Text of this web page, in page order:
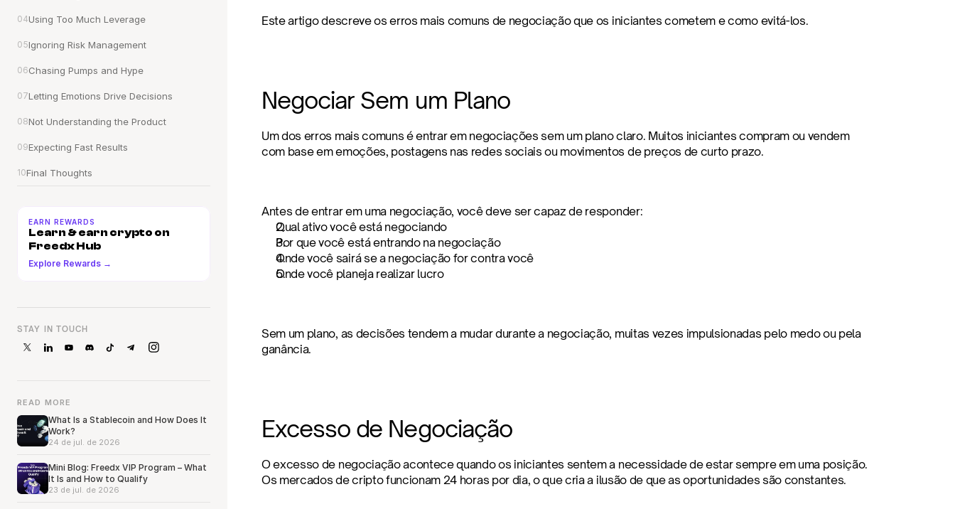
04Using Too Much Leverage
05Ignoring Risk Management
06Chasing Pumps and Hype
07Letting Emotions Drive Decisions
08Not Understanding the Product
09Expecting Fast Results
10Final Thoughts
EARN REWARDS
Learn & earn crypto on
Freedx Hub
Explore Rewards →
STAY IN TOUCH
READ MORE
What Is a Stablecoin and How Does It
Work?
24 de jul. de 2026
Mini Blog: Freedx VIP Program – What
It Is and How to Qualify
23 de jul. de 2026
Este artigo descreve os erros mais comuns de negociação que os iniciantes cometem e como evitá-los.
Negociar Sem um Plano
Um dos erros mais comuns é entrar em negociações sem um plano claro. Muitos iniciantes compram ou vendem
com base em emoções, postagens nas redes sociais ou movimentos de preços de curto prazo.
Antes de entrar em uma negociação, você deve ser capaz de responder:
Qual ativo você está negociando
Por que você está entrando na negociação
Onde você sairá se a negociação for contra você
Onde você planeja realizar lucro
Sem um plano, as decisões tendem a mudar durante a negociação, muitas vezes impulsionadas pelo medo ou pela
ganância.
Excesso de Negociação
O excesso de negociação acontece quando os iniciantes sentem a necessidade de estar sempre em uma posição.
Os mercados de cripto funcionam 24 horas por dia, o que cria a ilusão de que as oportunidades são constantes.